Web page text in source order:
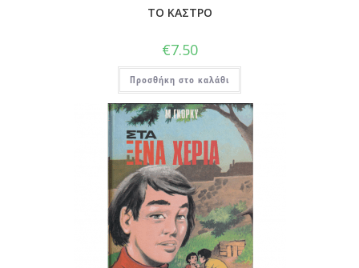
ΤΟ ΚΑΣΤΡΟ
€7.50
Προσθήκη στο καλάθι